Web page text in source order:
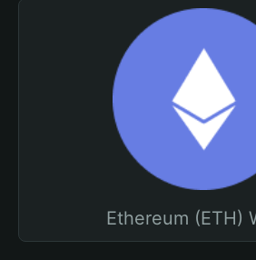
Ethereum (ETH)